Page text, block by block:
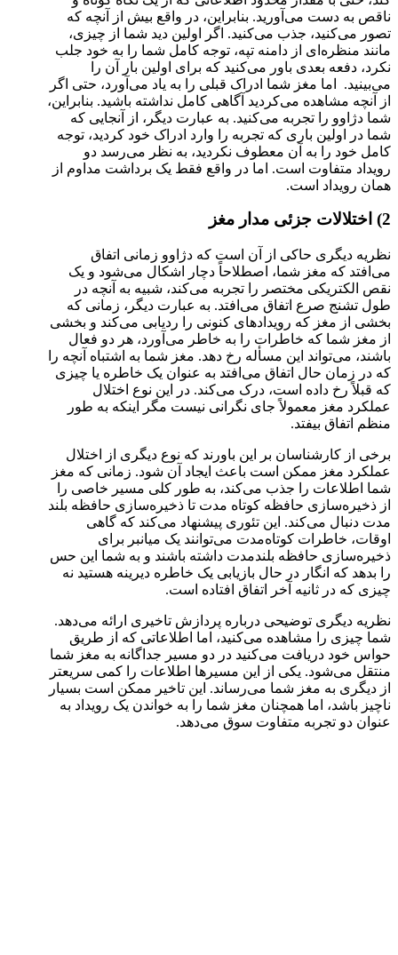
ناقص به دست می‌آورید. بنابراین، در واقع بیش از آنچه که
تصور می‌کنید، جذب می‌کنید. اگر اولین دید شما از چیزی،
مانند منظره‌ای از دامنه تپه، توجه کامل شما را به خود جلب
نکرد، دفعه بعدی باور می‌کنید که برای اولین بار آن را
می‌بینید. اما مغز شما ادراک قبلی را به یاد می‌آورد، حتی اگر
از آنچه مشاهده می‌کردید آگاهی کامل نداشته باشید. بنابراین،
شما دژاوو را تجربه می‌کنید. به عبارت دیگر، از آنجایی که
شما در اولین باری که تجربه را وارد ادراک خود کردید، توجه
کامل خود را به آن معطوف نکردید، به نظر می‌رسد دو
رویداد متفاوت است. اما در واقع فقط یک برداشت مداوم از
همان رویداد است.
2) اختلالات جزئی مدار مغز
نظریه دیگری حاکی از آن است که دژاوو زمانی اتفاق
می‌افتد که مغز شما، اصطلاحاً دچار اشکال می‌شود و یک
نقص الکتریکی مختصر را تجربه می‌کند، شبیه به آنچه در
طول تشنج صرع اتفاق می‌افتد. به عبارت دیگر، زمانی که
بخشی از مغز که رویدادهای کنونی را ردیابی می‌کند و بخشی
از مغز شما که خاطرات را به خاطر می‌آورد، هر دو فعال
باشند، می‌تواند این مسأله رخ دهد. مغز شما به اشتباه آنچه را
که در زمان حال اتفاق می‌افتد به عنوان یک خاطره یا چیزی
که قبلاً رخ داده است، درک می‌کند. در این نوع اختلال
عملکرد مغز معمولاً جای نگرانی نیست مگر اینکه به طور
منظم اتفاق بیفتد.
برخی از کارشناسان بر این باورند که نوع دیگری از اختلال
عملکرد مغز ممکن است باعث ایجاد آن شود. زمانی که مغز
شما اطلاعات را جذب می‌کند، به طور کلی مسیر خاصی را
از ذخیره‌سازی حافظه کوتاه مدت تا ذخیره‌سازی حافظه بلند
مدت دنبال می‌کند. این تئوری پیشنهاد می‌کند که گاهی
اوقات، خاطرات کوتاه‌مدت می‌توانند یک میانبر برای
ذخیره‌سازی حافظه بلندمدت داشته باشند و به شما این حس
را بدهد که انگار در حال بازیابی یک خاطره دیرینه هستید نه
چیزی که در ثانیه آخر اتفاق افتاده است.
نظریه دیگری توضیحی درباره پردازش تاخیری ارائه می‌دهد.
شما چیزی را مشاهده می‌کنید، اما اطلاعاتی که از طریق
حواس خود دریافت می‌کنید در دو مسیر جداگانه به مغز شما
منتقل می‌شود. یکی از این مسیرها اطلاعات را کمی سریعتر
از دیگری به مغز شما می‌رساند. این تاخیر ممکن است بسیار
ناچیز باشد، اما همچنان مغز شما را به خواندن یک رویداد به
عنوان دو تجربه متفاوت سوق می‌دهد.